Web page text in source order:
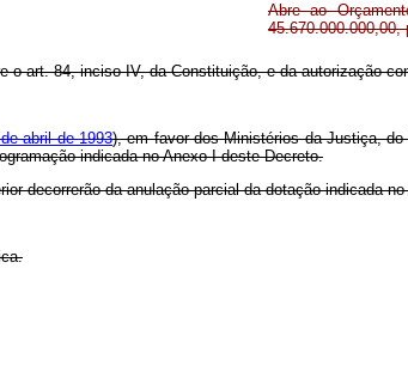
Abre ao
45.670.000.000,00,
o art. 84, inciso IV, da Constituição, e da autorização
abril de 1993), em favor dos Ministérios da Justiça,
indicada no Anexo I deste Decreto.
decorrerão da anulação parcial da dotação indicada